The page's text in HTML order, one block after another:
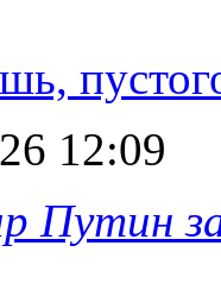
12:09
Путин